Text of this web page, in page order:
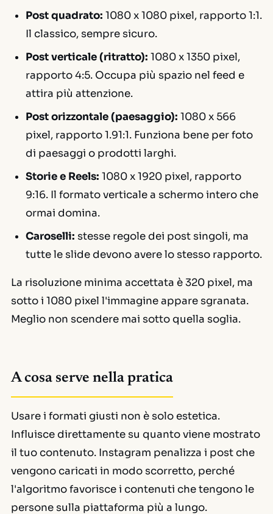
Post quadrato: 1080 x 1080 pixel, rapporto 1:1.
Il classico, sempre sicuro.
Post verticale (ritratto): 1080 x 1350 pixel,
rapporto 4:5. Occupa più spazio nel feed e
attira più attenzione.
Post orizzontale (paesaggio): 1080 x 566
pixel, rapporto 1.91:1. Funziona bene per foto
di paesaggi o prodotti larghi.
Storie e Reels: 1080 x 1920 pixel, rapporto
9:16. Il formato verticale a schermo intero che
ormai domina.
Caroselli: stesse regole dei post singoli, ma
tutte le slide devono avere lo stesso rapporto.
La risoluzione minima accettata è 320 pixel, ma
sotto i 1080 pixel l'immagine appare sgranata.
Meglio non scendere mai sotto quella soglia.
A cosa serve nella pratica
Usare i formati giusti non è solo estetica.
Influisce direttamente su quanto viene mostrato
il tuo contenuto. Instagram penalizza i post che
vengono caricati in modo scorretto, perché
l'algoritmo favorisce i contenuti che tengono le
persone sulla piattaforma più a lungo.